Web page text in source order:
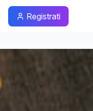
Registrati